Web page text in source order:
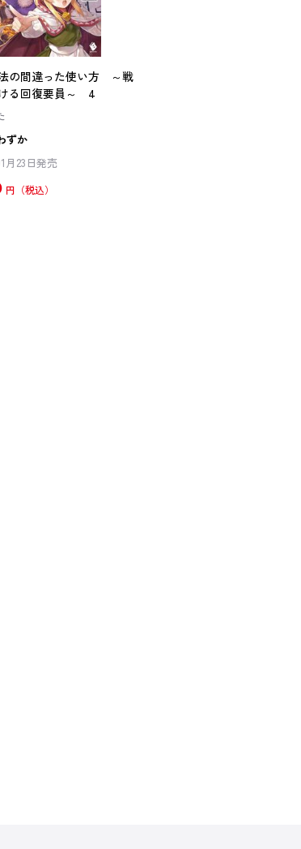
の間違った使い方 ～戦
る回復要員～ 4
ずか
月23日発売
円